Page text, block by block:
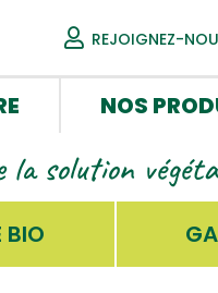
REJOIGNEZ-
NOS
la solution
BIO